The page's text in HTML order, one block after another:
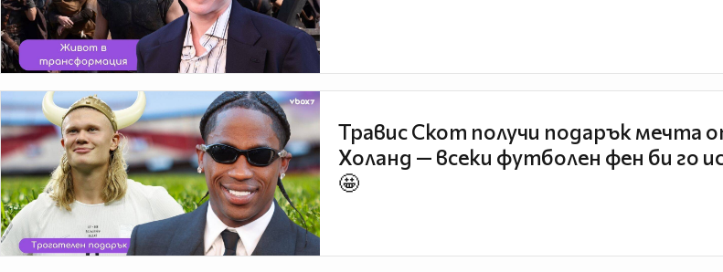
Травис Скот получи подарък мечта
Холанд — всеки футболен фен би го
🤩